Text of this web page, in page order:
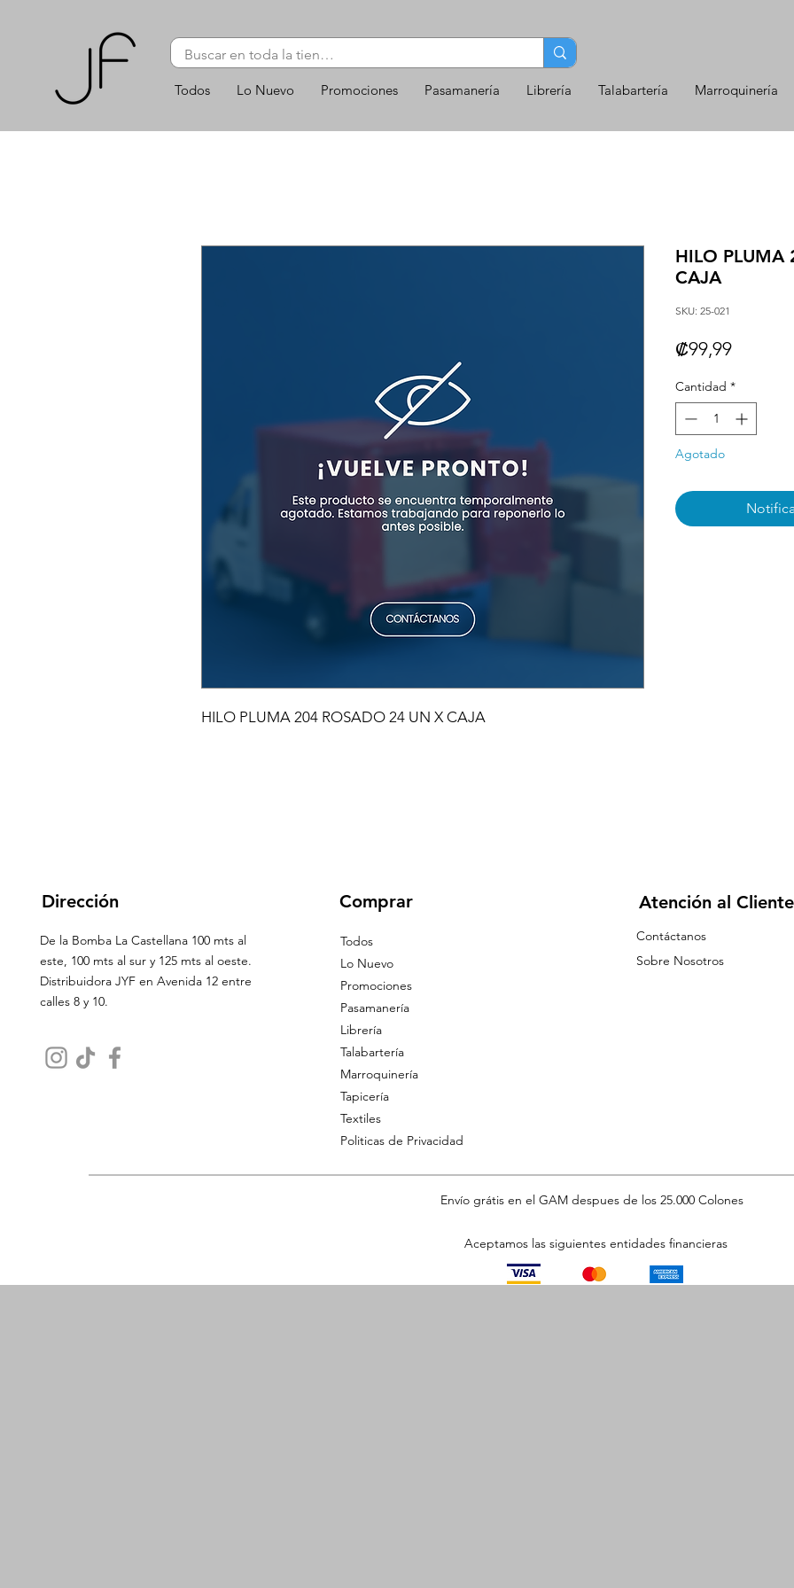
Todos Lo Nuevo Promociones Pasamanería Librería Talabartería Marroquinería
HILO PLUMA 204 ROSADO 24 UN X CAJA
HILO PLUMA
CAJA
SKU: 25-021
₡99,99Precio
Cantidad *
Agotado
Dirección
De la Bomba La Castellana 100 mts al
este, 100 mts al sur y 125 mts al oeste.
Distribuidora JYF en Avenida 12 entre
calles 8 y 10.
Comprar
Todos
Lo Nuevo
Promociones
Pasamanería
Librería
Talabartería
Marroquinería
Tapicería
Textiles
Politicas de Privacidad
Atención al Cliente
Contáctanos
Sobre Nosotros
Envío grátis en el GAM despues de los 25.000 Colones
Aceptamos las siguientes entidades financieras